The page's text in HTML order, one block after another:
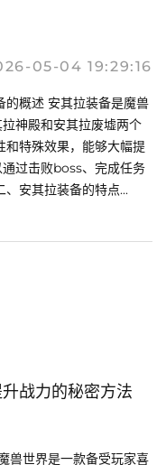
05-04 19:29:16
的概述 安其拉装备是魔兽
神殿和安其拉废墟两个
特殊效果，能够大幅提
过击败boss、完成任务
安其拉装备的特点...
战力的秘密方法
兽世界是一款备受玩家喜